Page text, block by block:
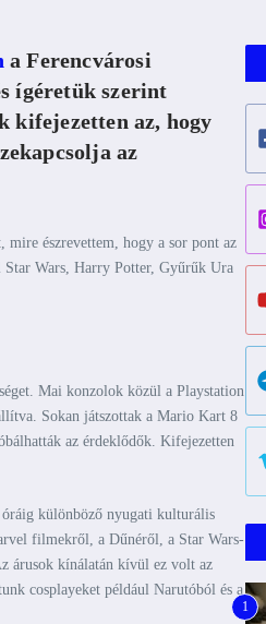
a Ferencvárosi
ígéretük szerint
kifejezetten az, hogy
az
észrevettem, hogy a sor pont az
Wars, Harry Potter, Gyűrűk Ura
Mai konzolok közül a Playstation
Sokan játszottak a Mario Kart 8
az érdeklődők. Kifejezetten
különböző nyugati kulturális
filmekről, a Dűnéről, a Star Wars-
árusok kínálatán kívül ez volt az
cosplayeket például Narutóból és a
1